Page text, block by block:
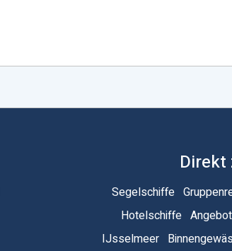
Direkt
Segelschiffe
Hotelschiffe
IJsselmeer